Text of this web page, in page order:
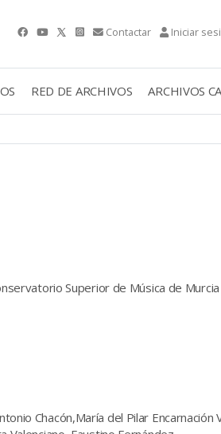
Contactar Iniciar
RED DE ARCHIVOS ARCHIVOS
Superior de Música de
Chacón,María del Pilar Encarnación